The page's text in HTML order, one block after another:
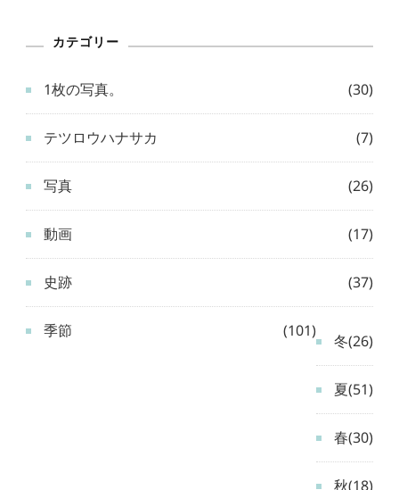
カテゴリー
1枚の写真。 (30)
テツロウハナサカ (7)
写真 (26)
動画 (17)
史跡 (37)
季節 (101)
冬(26)
夏(51)
春(30)
秋(18)